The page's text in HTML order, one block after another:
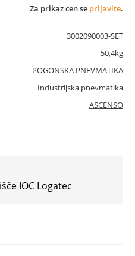
Za prikaz cen se prijavite.
3002090003-SET
50,4kg
POGONSKA PNEVMATIKA
Industrijska pnevmatika
ASCENSO
IOC Logatec